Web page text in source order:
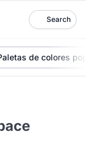
Search
de colores